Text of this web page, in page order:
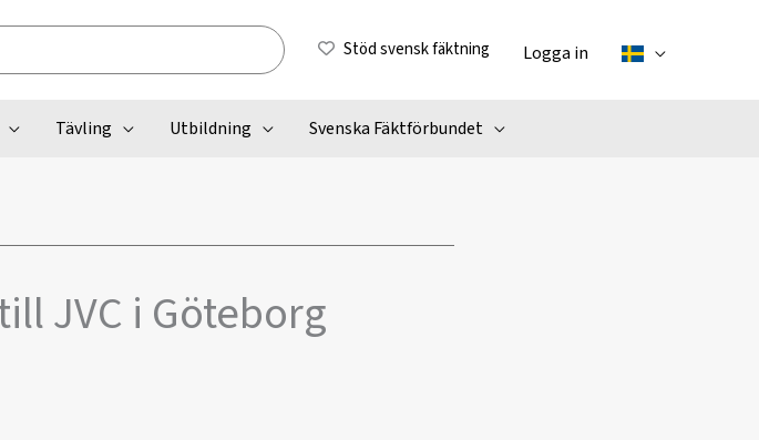
Stöd svensk fäktning Logga in
Tävling Utbildning Svenska Fäktförbundet
JVC i Göteborg